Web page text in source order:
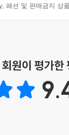
패션 및 판매금지 상
원이 평가한